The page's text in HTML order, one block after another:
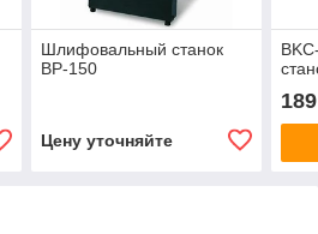
Шлифовальный станок
BP-150
Цену уточняйте